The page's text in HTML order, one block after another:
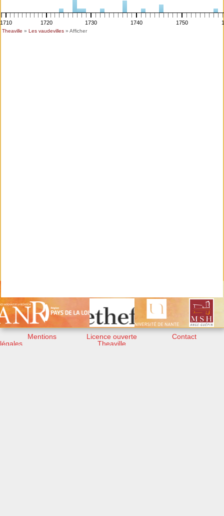
1710 1720 1730 1740 1750
Theaville » Les vaudevilles» Afficher
Mentions
légales
Licence ouverte
Theaville
Contact